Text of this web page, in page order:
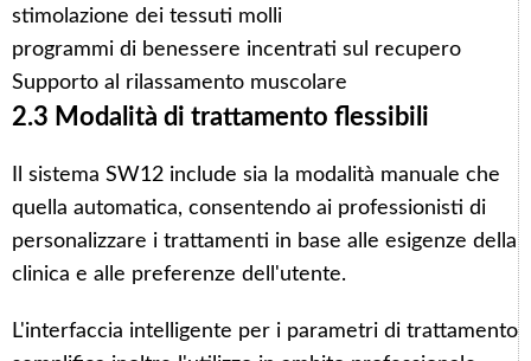
stimolazione dei tessuti molli
programmi di benessere incentrati sul recupero
Supporto al rilassamento muscolare
2.3 Modalità di trattamento flessibili
Il sistema SW12 include sia la modalità manuale che
quella automatica, consentendo ai professionisti di
personalizzare i trattamenti in base alle esigenze della
clinica e alle preferenze dell'utente.
L'interfaccia intelligente per i parametri di trattamento